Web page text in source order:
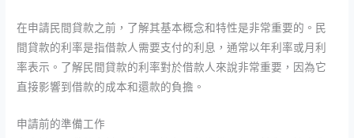
在申請民間貸款之前，了解其基本概念和特性是非常重要的。民
間貸款的利率是指借款人需要支付的利息，通常以年利率或月利
率表示。了解民間貸款的利率對於借款人來說非常重要，因為它
直接影響到借款的成本和還款的負擔。
申請前的準備工作